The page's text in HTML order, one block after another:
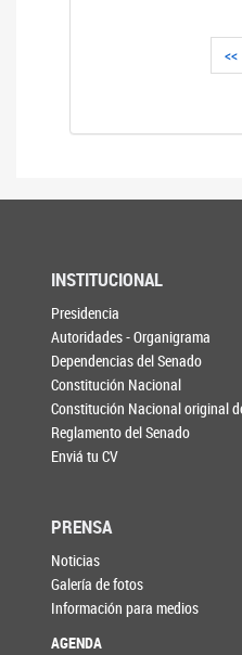
<<
INSTITUCIONAL
Presidencia
Autoridades - Organigrama
Dependencias del Senado
Constitución Nacional
Constitución Nacional original
Reglamento del Senado
Enviá tu CV
PRENSA
Noticias
Galería de fotos
Información para medios
AGENDA